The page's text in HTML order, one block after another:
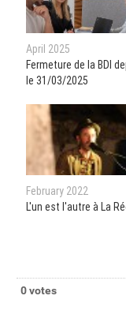
April 2025
Fermeture de la BDI
le 31/03/2025
February 2022
L'un est l'autre à La
0 votes